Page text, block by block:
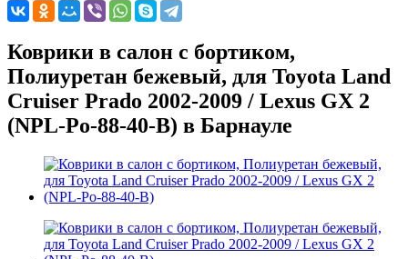
Коврики в салон с бортиком,
Полиуретан бежевый, для Toyota Land
Cruiser Prado 2002-2009 / Lexus GX 2
(NPL-Po-88-40-B) в Барнауле